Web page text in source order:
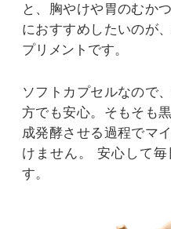
と、胸やけや胃のむか
におすすめしたいのが
プリメントです。
ソフトカプセルなので
方でも安心。そもそも
成発酵させる過程でマ
けません。
安心して毎
す。